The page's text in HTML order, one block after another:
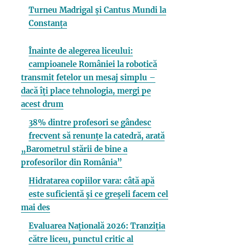
Turneu Madrigal și Cantus Mundi la
Constanța
Înainte de alegerea liceului:
campioanele României la robotică
transmit fetelor un mesaj simplu –
dacă îți place tehnologia, mergi pe
acest drum
38% dintre profesori se gândesc
frecvent să renunțe la catedră, arată
„Barometrul stării de bine a
profesorilor din România”
Hidratarea copiilor vara: câtă apă
este suficientă și ce greșeli facem cel
mai des
Evaluarea Națională 2026: Tranziția
către liceu, punctul critic al